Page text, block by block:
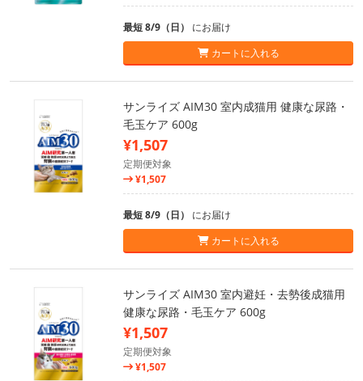
最短 8/9（日） にお届け
カートに入れる
サンライズ AIM30 室内成猫用 健康な尿路・
毛玉ケア 600g
¥1,507
定期便対象
¥1,507
最短 8/9（日） にお届け
カートに入れる
サンライズ AIM30 室内避妊・去勢後成猫用
健康な尿路・毛玉ケア 600g
¥1,507
定期便対象
¥1,507